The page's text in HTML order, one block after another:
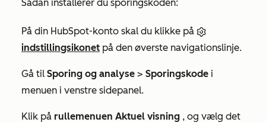
Sådan installerer du sporingskoden:
På din HubSpot-konto skal du klikke på
indstillingsikonet på den øverste navigationslinje.
Gå til Sporing og analyse > Sporingskode i
menuen i venstre sidepanel.
Klik på rullemenuen Aktuel visning , og vælg det